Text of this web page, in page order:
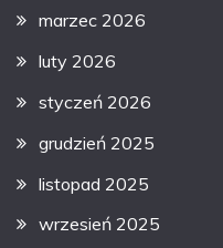
marzec 2026
luty 2026
styczeń 2026
grudzień 2025
listopad 2025
wrzesień 2025